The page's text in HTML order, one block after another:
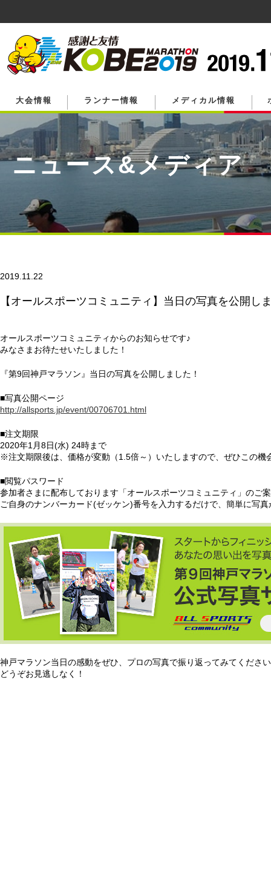
す。
大会情報 ランナー情報 メディカル情報
ニュース&メディア
2019.11.22
【オールスポーツコミュニティ】当日の写真を公開し
オールスポーツコミュニティからのお知らせです♪
みなさまお待たせいたしました！
『第9回神戸マラソン』当日の写真を公開しました！
■写真公開ページ
http://allsports.jp/event/00706701.html
■注文期限
2020年1月8日(水) 24時まで
※注文期限後は、価格が変動（1.5倍～）いたしますので、ぜひこの機
■閲覧パスワード
参加者さまに配布しております「オールスポーツコミュニティ」のご
ご自身のナンバーカード(ゼッケン)番号を入力するだけで、簡単に写
神戸マラソン当日の感動をぜひ、プロの写真で振り返ってみてくださ
どうぞお見逃しなく！